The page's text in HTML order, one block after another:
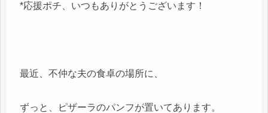
*応援ポチ、いつもありがとうございます！
最近、不仲な夫の食卓の場所に、
ずっと、ピザーラのパンフが置いてあります。